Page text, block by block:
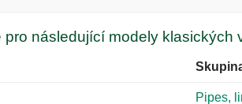
pro následující modely klasických
Pipes,